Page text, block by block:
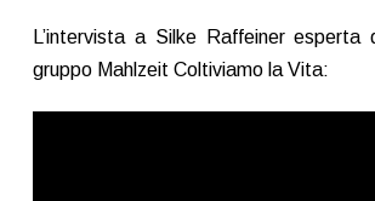
L’intervista a Silke Raffeiner esperta
gruppo Mahlzeit Coltiviamo la Vita: